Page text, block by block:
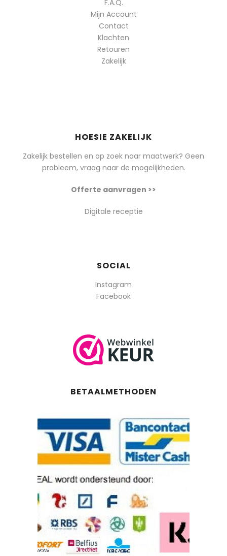
F.A.Q.
Mijn Account
Contact
Klachten
Retouren
Zakelijk
HOESIE ZAKELIJK
Zakelijk bestellen en op zoek naar maatwerk? Geen
probleem, vraag naar de mogelijkheden.
Offerte aanvragen >>
Digitale receptie
SOCIAL
Instagram
Facebook
BETAALMETHODEN